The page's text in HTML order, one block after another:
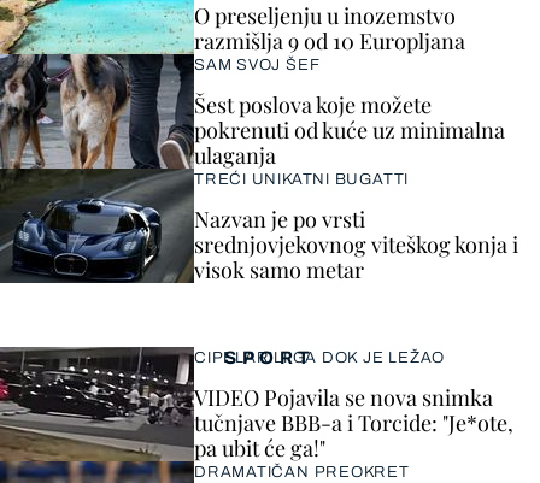
SPORT
CIPELARILI GA DOK JE LEŽAO
VIDEO Pojavila se nova snimka
tučnjave BBB-a i Torcide: "Je*ote,
pa ubit će ga!"
DRAMATIČAN PREOKRET
O preseljenju u inozemstvo
razmišlja 9 od 10 Europljana
SAM SVOJ ŠEF
Šest poslova koje možete
pokrenuti od kuće uz minimalna
ulaganja
TREĆI UNIKATNI BUGATTI
Nazvan je po vrsti
srednjovjekovnog viteškog konja i
visok samo metar